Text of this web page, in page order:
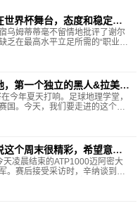
界杯舞台，态度和稳定性
乌姆蒂蒂毫不留情地批评了谢尔
乏在最高水平立足所需的“职业成
基可以尝试一些事
，第一个独立的黑人&拉美国
今年夏天打响。足球地理学堂，
国。今天，我们要走进的这个国
杯。这个国家就是海地
个周末很精彩，希望意大
凌晨结束的ATP1000迈阿密大
。赛后接受采访时，辛纳谈到了
东内利以及意大利队。